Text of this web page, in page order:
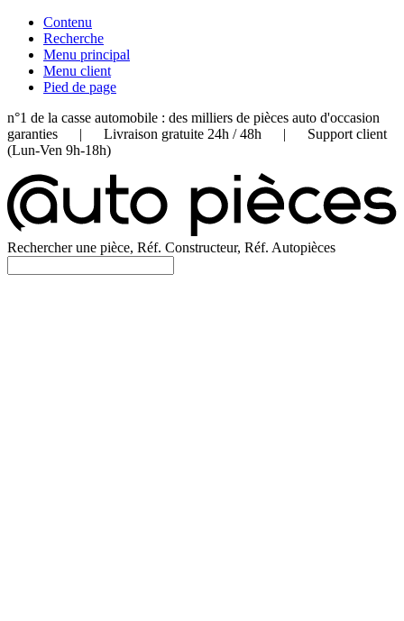
Contenu
Recherche
Menu principal
Menu client
Pied de page
n°1 de la casse automobile : des milliers de pièces auto d'occasion
garanties | Livraison gratuite 24h / 48h | Support client
(Lun-Ven 9h-18h)
Rechercher une pièce, Réf. Constructeur, Réf. Autopièces